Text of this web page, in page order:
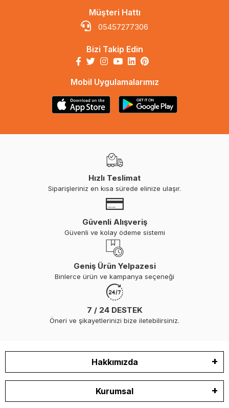
Müşteri Hattı
05457277306
Bizi Takip Edin
Mobil Uygulamalarımız
Hızlı Teslimat
Siparişleriniz en kısa sürede elinize ulaşır.
Güvenli Alışveriş
Güvenli ve kolay ödeme sistemi
Geniş Ürün Yelpazesi
Binlerce ürün ve kampanya seçeneği
7 / 24 DESTEK
Öneri ve şikayetlerinizi bize iletebilirsiniz.
Hakkımızda
Kurumsal